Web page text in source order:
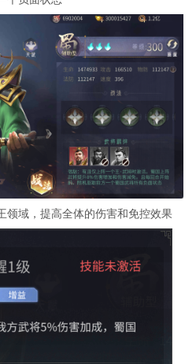
领域，提高全体的伤害和免控效果